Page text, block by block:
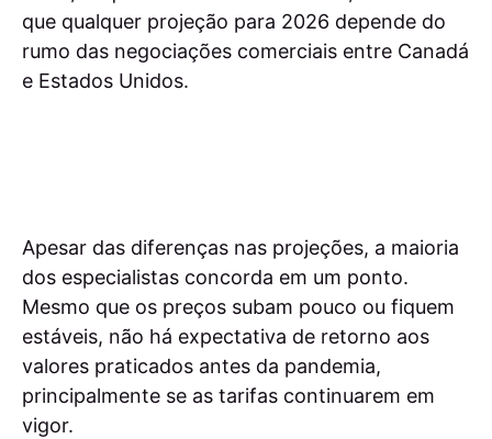
que qualquer projeção para 2026 depende do
rumo das negociações comerciais entre Canadá
e Estados Unidos.
Apesar das diferenças nas projeções, a maioria
dos especialistas concorda em um ponto.
Mesmo que os preços subam pouco ou fiquem
estáveis, não há expectativa de retorno aos
valores praticados antes da pandemia,
principalmente se as tarifas continuarem em
vigor.